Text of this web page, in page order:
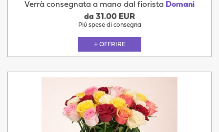
Verrà consegnata a mano dal fiorista Domani
da 31.00 EUR
Più spese di consegna
OFFRIRE